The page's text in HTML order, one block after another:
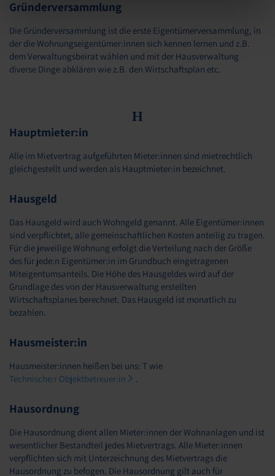
unserem Impressum
https://www.dawonia.de/de/impressum
Gründerversammlung
Die Gründerversammlung ist die erste Eigentümerversammlung, in
der die Wohnungseigentümer:innen sich kennen lernen und z.B.
dem Verwaltungsbeirat wählen und mit der Hausverwaltung
diverse Dinge abklären wie z.B. den Wirtschaftsplan etc.
H
Hauptmieter:in
Alle im Mietvertrag aufgeführten Mieter:innen sind mietrechtlich
gleichgestellt und werden als Hauptmieter:in bezeichnet.
Hausgeld
Das Hausgeld wird auch Wohngeld genannt. Alle Eigentümer:innen
sind verpflichtet, alle gemeinschaftlichen Kosten anteilig zu tragen.
Für die jeweilige Wohnung erfolgt die Verteilung nach der Größe
des für jede:n Eigentümer:in im Grundbuch eingetragenen
Miteigentumsanteils. Die Höhe des Hausgeldes wird auf der
Grundlage des von der Hausverwaltung erstellten
Wirtschaftsplanes berechnet. Das Hausgeld ist monatlich zu
bezahlen.
Hausmeister:in
Hausmeister:innen heißen bei uns: T wie
Technische:r Objektbetreuer:in
Hausordnung
Die Hausordnung dient allen Mieter:innen der Wohnanlagen und ist
wesentlicher Bestandteil jedes Mietvertrags. Alle Mieter:innen
verpflichten sich mit Unterzeichnung des Mietvertrags die
Hausordnung zu befogen. Die Hausordnung gilt auch für